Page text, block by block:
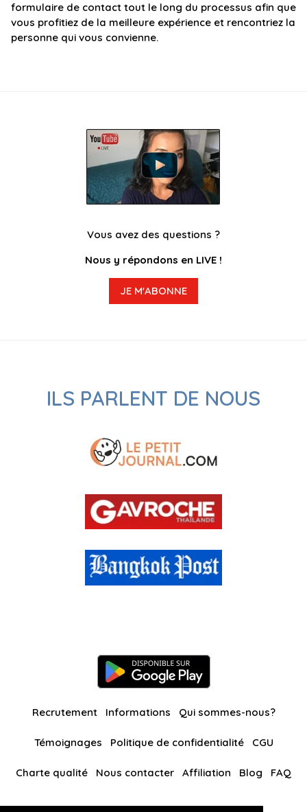
formulaire de contact tout le long du processus afin que
vous profitiez de la meilleure expérience et rencontriez la
personne qui vous convienne.
Vous avez des questions ?
Nous y répondons en LIVE !
JE M'ABONNE
ILS PARLENT DE NOUS
Recrutement Informations Qui sommes-nous?
Témoignages Politique de confidentialité CGU
Charte qualité Nous contacter Affiliation Blog FAQ